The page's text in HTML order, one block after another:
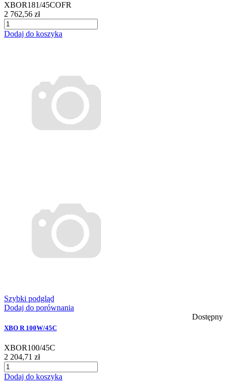
XBOR181/45COFR
2 762,56 zł
Dodaj do koszyka
Szybki podgląd
Dodaj do porównania
Dostępny
XBO R 100W/45C
XBOR100/45C
2 204,71 zł
Dodaj do koszyka